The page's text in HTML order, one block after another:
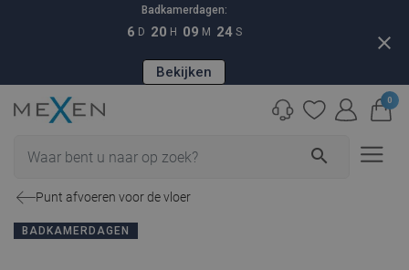
Badkamerdagen:
6 D 20 H 09 M 23 S
Bekijken
close
search
0
Punt afvoeren voor de vloer
BADKAMERDAGEN